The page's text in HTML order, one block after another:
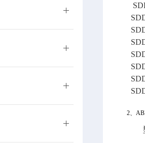
SD
SD
SD
SD
SD
SD
SD
SD
2、AB